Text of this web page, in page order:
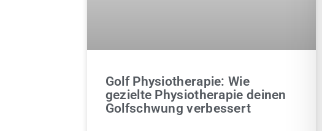
Golf Physiotherapie: Wie
gezielte Physiotherapie deinen
Golfschwung verbessert